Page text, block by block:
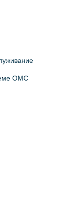
ОМС